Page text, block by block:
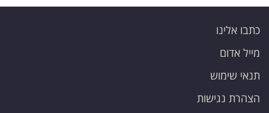
כתבו אלינו
מייל אדום
תנאי שימוש
הצהרת נגישות